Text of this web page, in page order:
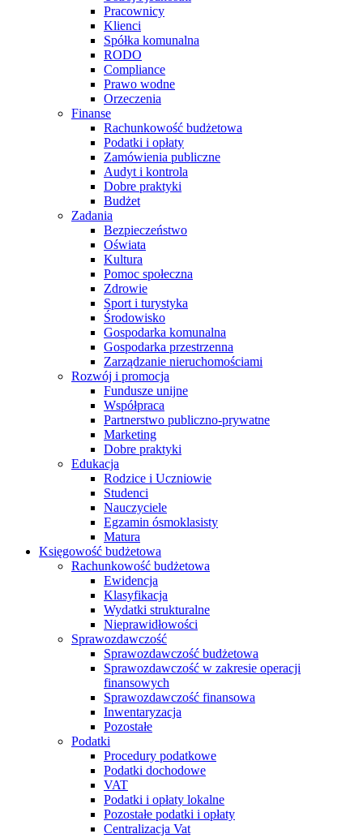
Pracownicy
Klienci
Spółka komunalna
RODO
Compliance
Prawo wodne
Orzeczenia
Finanse
Rachunkowość budżetowa
Podatki i opłaty
Zamówienia publiczne
Audyt i kontrola
Dobre praktyki
Budżet
Zadania
Bezpieczeństwo
Oświata
Kultura
Pomoc społeczna
Zdrowie
Sport i turystyka
Środowisko
Gospodarka komunalna
Gospodarka przestrzenna
Zarządzanie nieruchomościami
Rozwój i promocja
Fundusze unijne
Współpraca
Partnerstwo publiczno-prywatne
Marketing
Dobre praktyki
Edukacja
Rodzice i Uczniowie
Studenci
Nauczyciele
Egzamin ósmoklasisty
Matura
Księgowość budżetowa
Rachunkowość budżetowa
Ewidencja
Klasyfikacja
Wydatki strukturalne
Nieprawidłowości
Sprawozdawczość
Sprawozdawczość budżetowa
Sprawozdawczość w zakresie operacji
finansowych
Sprawozdawczość finansowa
Inwentaryzacja
Pozostałe
Podatki
Procedury podatkowe
Podatki dochodowe
VAT
Podatki i opłaty lokalne
Pozostałe podatki i opłaty
Centralizacja Vat